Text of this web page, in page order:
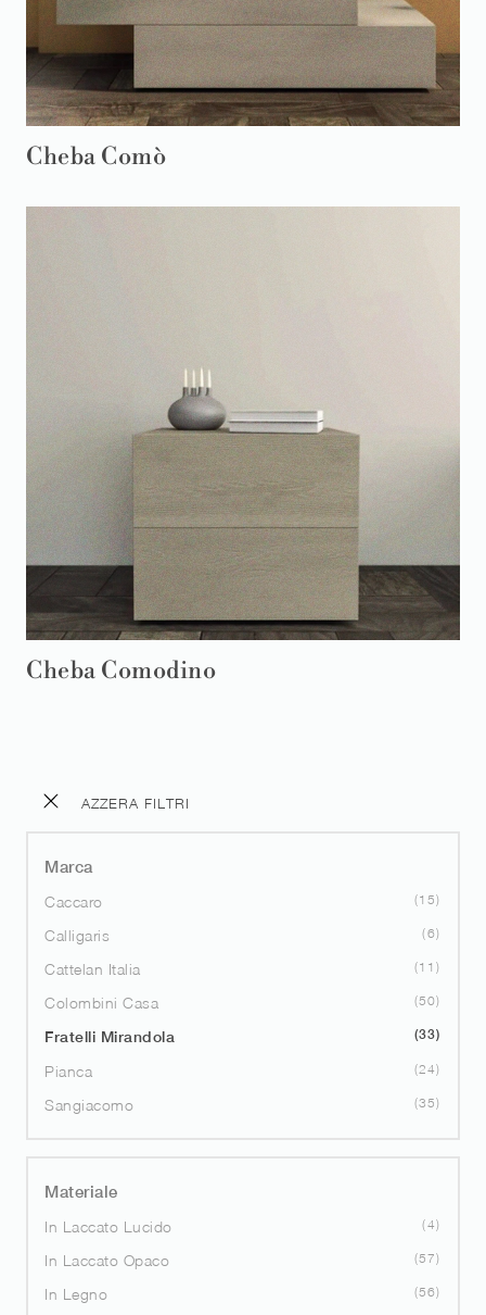
AZZERA FILTRI
Marca
Caccaro
15
Calligaris 6
Cattelan Italia 11
Colombini Casa 50
Fratelli Mirandola 33
Pianca 24
Sangiacomo 35
Materiale
In Laccato Lucido
4
In Laccato Opaco 57
In Legno 56
Cheba Comò
Cheba Comodino